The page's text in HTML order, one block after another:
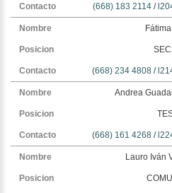
(668) 183 2114/
(668) 234 4808 /
Andrea
(668) 161 4268 /
Lauro Iván